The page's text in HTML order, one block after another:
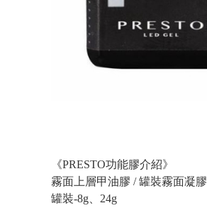
《PRESTO功能膠介紹》
霧面上層甲油膠 / 罐裝霧面凝膠
罐裝-8g、24g